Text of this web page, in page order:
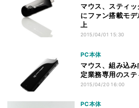
マウス、スティ
にファン搭載モ
上
2015/04/01 15:30
PC本体
マウス、組み込
定業務専用のス
2015/04/20 16:00
PC本体